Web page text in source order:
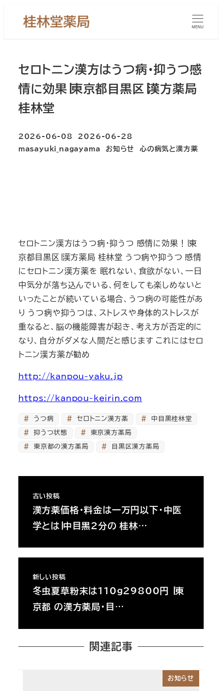
MENU
セロトニン漢方はうつ病・抑うつ感
情に効果∣東京都目黒区∣漢方薬局
桂林堂
2026-06-08 2026-06-28
masayuki_nagayama カテゴリー
お知らせ カテゴリー
心の病気と漢方薬
セロトニン漢方はうつ病・抑うつ 感情に効果！∣東
京都目黒区∣漢方薬局 桂林堂 うつ病や抑うつ 感情
にセロトニン漢方薬を 眠れない、食欲がない、一日
中気分が落ち込んでいる、何をしても楽しめないと
いったことが続いている場合、うつ病の可能性があ
り うつ病や抑うつは、ストレスや身体的ストレスが
重なると、脳の機能障害が起き、考え方が否定的に
なり、自分がダメな人間だと感じます これにはセロ
トニン漢方薬が勧め
http://kanpou-yaku.jp
https://kanpou-keirin.com
うつ病 セロトニン漢方薬 中目黒桂林堂
抑うつ状態 東京漢方薬局
東京都の漢方薬局 目黒区漢方薬局
古い投稿
漢方薬価格・料金は一万円以下・中医
学とは∣中目黒2分の 桂林…
新しい投稿
冬虫夏草粉末は110ｇ29800円 ∣東
京都 の漢方薬局・目…
関連記事
お知らせ